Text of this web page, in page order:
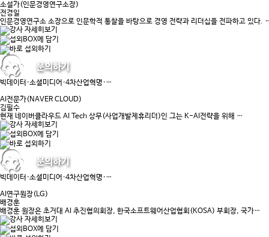
소설가(인문경영연구소장)
전경일
인문경영연구소 소장으로 인문학적 통찰을 바탕으로 경영 전략과 리더십을 전파하고 있다.
빅데이터·소셜미디어·4차산업혁명·…
AI전문가(NAVER CLOUD)
김필수
현재 네이버클라우드 AI Tech 상무(사업개발제휴리더)인 그는 K-AI전략을 위해 …
빅데이터·소셜미디어·4차산업혁명·…
AI연구원장(LG)
배경훈
배경훈 원장은 초거대 AI 추진협의회장, 한국소프트웨어산업협회(KOSA) 부회장, 국가…